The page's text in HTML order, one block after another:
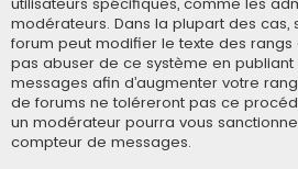
utilisateurs spécifiques, comme les
modérateurs. Dans la plupart des cas,
forum peut modifier le texte des rangs
pas abuser de ce système en publiant
messages afin d’augmenter votre
de forums ne toléreront pas ce
un modérateur pourra vous
compteur de messages.